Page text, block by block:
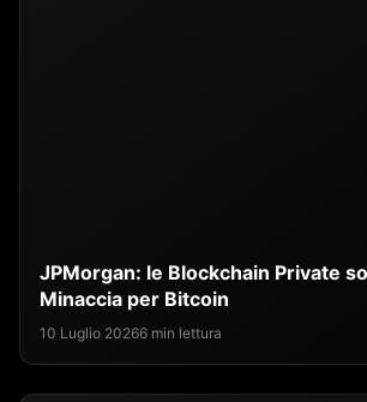
JPMorgan: le Blockchain Private
Minaccia per Bitcoin
10 Luglio 20266 min lettura